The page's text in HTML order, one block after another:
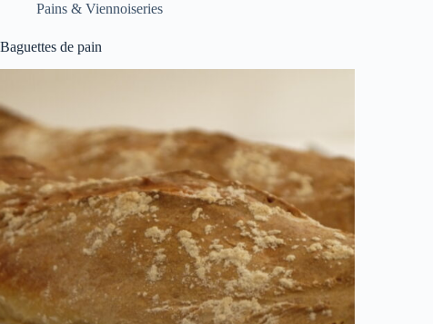
Pains & Viennoiseries
Baguettes de pain